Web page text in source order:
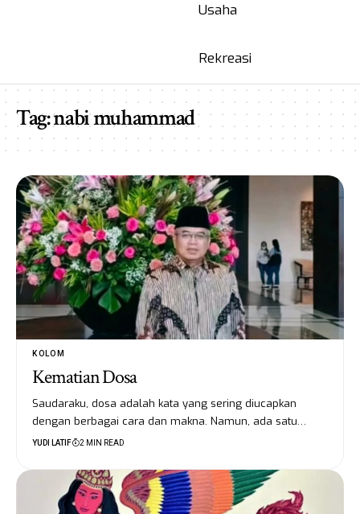
Usaha
Rekreasi
Tag:nabi muhammad
KOLOM
Kematian Dosa
Saudaraku, dosa adalah kata yang sering diucapkan
dengan berbagai cara dan makna. Namun, ada satu…
YUDI LATIF 2 MIN READ